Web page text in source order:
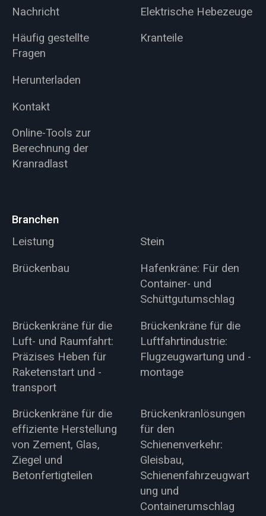
Nachricht
Häufig gestellte
Fragen
Herunterladen
Kontakt
Online-Tools zur
Berechnung der
Kranradlast
Elektrische Hebezeuge
Kranteile
Branchen
Leistung
Stein
Brückenbau
Hafenkräne: Für den
Container- und
Schüttgutumschlag
Brückenkräne für die
Luft- und Raumfahrt:
Präzises Heben für
Raketenstart und -
transport
Brückenkräne für die
Luftfahrtindustrie:
Flugzeugwartung und -
montage
Brückenkräne für die
effiziente Herstellung
von Zement, Glas,
Ziegel und
Betonfertigteilen
Brückenkranlösungen
für den
Schienenverkehr:
Gleisbau,
Schienenfahrzeugwart
ung und
Containerumschlag